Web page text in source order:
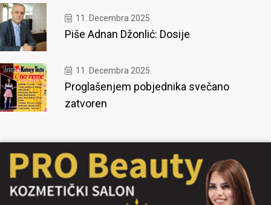
11. Decembra 2025.
Piše Adnan Džonlić: Dosije
11. Decembra 2025.
Proglašenjem pobjednika svečano
zatvoren